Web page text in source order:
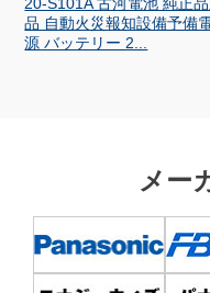
品 自動火災報知設備予備
源 バッテリー 2...
メー